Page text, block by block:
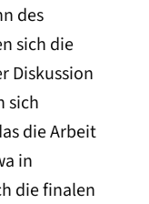
des
sich die
Diskussion
sich
die Arbeit
in
die finalen